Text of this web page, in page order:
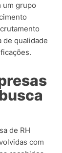
um grupo
de qualidade
de RH
com